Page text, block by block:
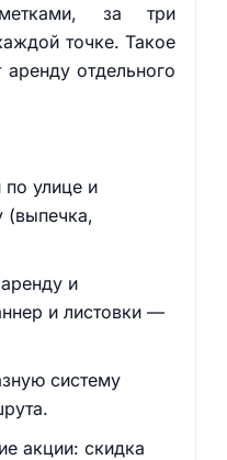
за три
точке. Такое
отдельного
улице и
(выпечка,
и
и листовки —
систему
акции: скидка